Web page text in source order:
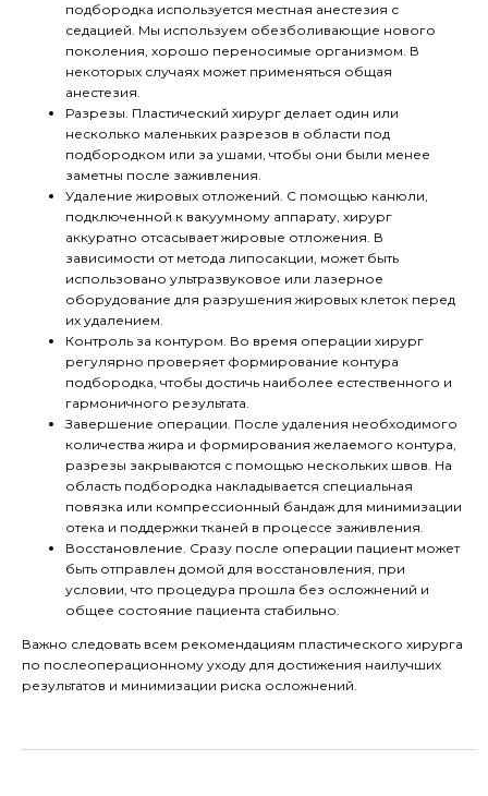
подбородка используется местная анестезия с
седацией. Мы используем обезболивающие нового
поколения, хорошо переносимые организмом. В
некоторых случаях может применяться общая
анестезия.
Разрезы. Пластический хирург делает один или
несколько маленьких разрезов в области под
подбородком или за ушами, чтобы они были менее
заметны после заживления.
Удаление жировых отложений. С помощью канюли,
подключенной к вакуумному аппарату, хирург
аккуратно отсасывает жировые отложения. В
зависимости от метода липосакции, может быть
использовано ультразвуковое или лазерное
оборудование для разрушения жировых клеток перед
их удалением.
Контроль за контуром. Во время операции хирург
регулярно проверяет формирование контура
подбородка, чтобы достичь наиболее естественного и
гармоничного результата.
Завершение операции. После удаления необходимого
количества жира и формирования желаемого контура,
разрезы закрываются с помощью нескольких швов. На
область подбородка накладывается специальная
повязка или компрессионный бандаж для минимизации
отека и поддержки тканей в процессе заживления.
Восстановление. Сразу после операции пациент может
быть отправлен домой для восстановления, при
условии, что процедура прошла без осложнений и
общее состояние пациента стабильно.
Важно следовать всем рекомендациям пластического хирурга
по послеоперационному уходу для достижения наилучших
результатов и минимизации риска осложнений.